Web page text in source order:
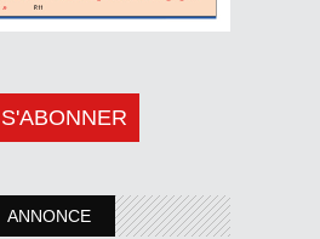
S'ABONNER
ANNONCE